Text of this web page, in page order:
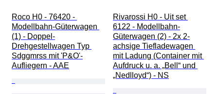
Roco H0 - 76420 -
Modellbahn-Güterwagen
(1) - Doppel-
Drehgestellwagen Typ
Sdggmrss mit 'P&O'-
Aufliegern - AAE
Rivarossi H0 - Uit set
6122 - Modellbahn-
Güterwagen (2) - 2x 2-
achsige Tiefladewagen
mit Ladung (Container mit
Aufdruck u. a. „Bell“ und
„Nedlloyd“) - NS